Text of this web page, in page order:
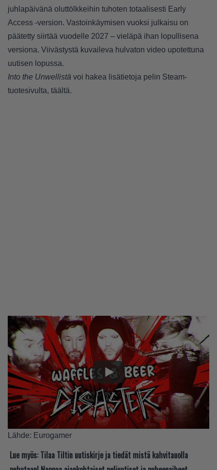
juhlapäivänä oluttölkkeihin tuhoten totaalisesti Early
Access -version. Vastoinkäymisen vuoksi julkaisu on
päätetty siirtää vuodelle 2027 – vieläpä ihan lopullisena
versiona. Viivästystä kuvaileva hulvaton video upotettuna
uutisen lopussa.
Into the Unwellistä voi hakea lisätietoja pelin Steam-
tuotesivulta, täältä.
Lähde: Eurogamer
Lue myös: Tilaa Tiltin uutiskirje ja tiedät mistä kahvitauolla